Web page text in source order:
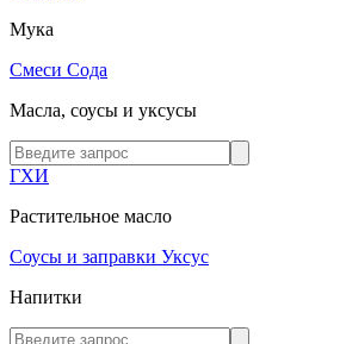
Мука
Смеси Сода
Масла, соусы и уксусы
ГХИ
Растительное масло
Соусы и заправки Уксус
Напитки